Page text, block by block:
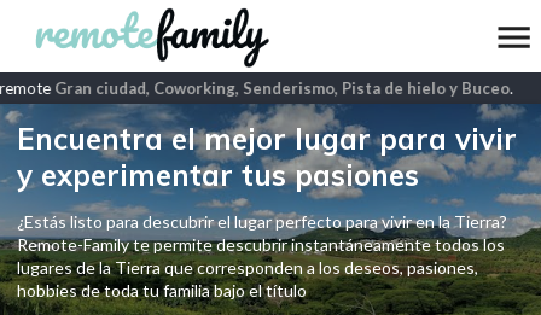
Gran ciudad, Coworking, Senderismo, Pista de hielo y Buceo.
Encuentra el mejor lugar para vivir
y experimentar tus pasiones
¿Estás listo para descubrir el lugar perfecto para vivir en la Tierra?
Remote-Family te permite descubrir instantáneamente todos los
lugares de la Tierra que corresponden a los deseos, pasiones,
hobbies de toda tu familia bajo el título